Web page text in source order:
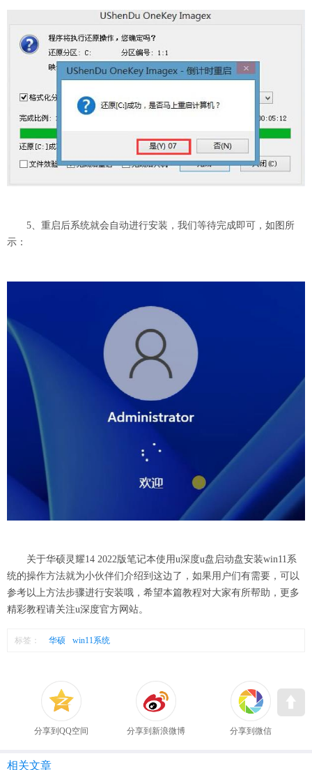
5、重启后系统就会自动进行安装，我们等待完成即可，如图所
示：
关于华硕灵耀14 2022版笔记本使用u深度u盘启动盘安装win11系
统的操作方法就为小伙伴们介绍到这边了，如果用户们有需要，可以
参考以上方法步骤进行安装哦，希望本篇教程对大家有所帮助，更多
精彩教程请关注u深度官方网站。
标签： 华硕 win11系统
分享到QQ空间 分享到新浪微博 分享到微信
相关文章